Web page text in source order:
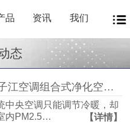
品 资讯 我们
态
扬子江空调组合式净化空调箱风机盘管中央新风系统——让每一次呼吸都成为健康投资
中央空调只能调节冷暖，却
内PM2.5…
【详情】